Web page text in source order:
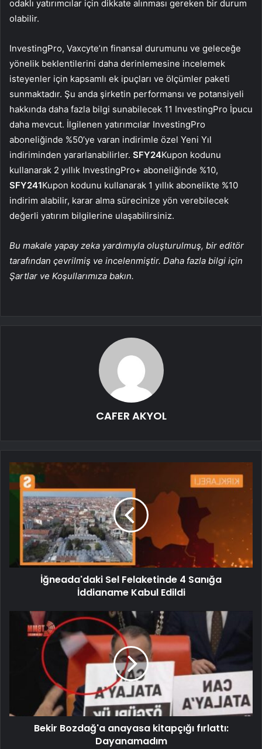
odaklı yatırımcılar için dikkate alınması gereken bir durum
olabilir.
InvestingPro, Vaxcyte’ın finansal durumunu ve geleceğe
yönelik beklentilerini daha derinlemesine incelemek
isteyenler için kapsamlı ek ipuçları ve ölçümler paketi
sunmaktadır. Şu anda şirketin performansı ve potansiyeli
hakkında daha fazla bilgi sunabilecek 11 InvestingPro İpucu
daha mevcut. İlgilenen yatırımcılar InvestingPro
aboneliğinde %50’ye varan indirimle özel Yeni Yıl
indiriminden yararlanabilirler. SFY24Kupon kodunu
kullanarak 2 yıllık InvestingPro+ aboneliğinde %10,
SFY241Kupon kodunu kullanarak 1 yıllık abonelikte %10
indirim alabilir, karar alma sürecinize yön verebilecek
değerli yatırım bilgilerine ulaşabilirsiniz.
Bu makale yapay zeka yardımıyla oluşturulmuş, bir editör
tarafından çevrilmiş ve incelenmiştir. Daha fazla bilgi için
Şartlar ve Koşullarımıza bakın.
CAFER AKYOL
İğneada'daki Sel Felaketinde 4 Sanığa
İddianame Kabul Edildi
Bekir Bozdağ'a anayasa kitapçığı fırlattı:
Dayanamadım